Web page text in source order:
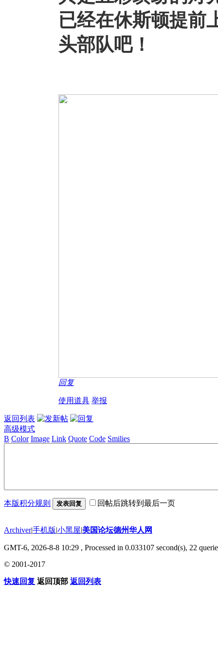
已经在休斯顿提前
头部队吧！
回复
使用道具 举报
返回列表
高级模式
B Color Image Link Quote Code Smilies
本版积分规则 发表回复 回帖后跳转到最后一页
Archiver|手机版|小黑屋|美国论坛德州华人网
GMT-6, 2026-8-8 10:29 , Processed in 0.033107 second(s), 22
© 2001-2017
快速回复 返回顶部 返回列表